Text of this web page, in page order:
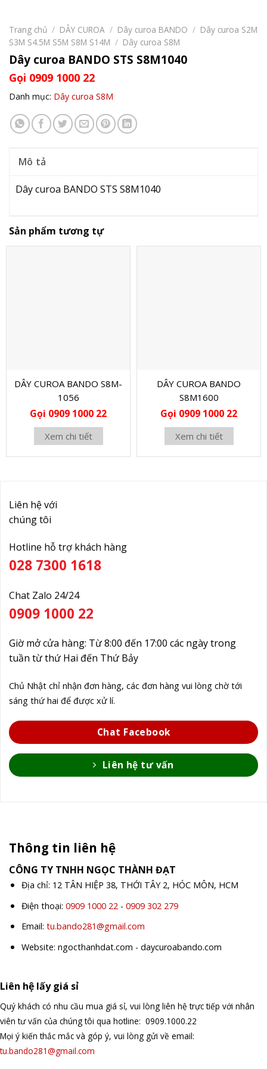
Trang chủ / DÂY CUROA / Dây curoa BANDO / Dây curoa S2M
S3M S4.5M S5M S8M S14M / Dây curoa S8M
Dây curoa BANDO STS S8M1040
Gọi 0909 1000 22
Danh mục: Dây curoa S8M
Mô tả
Dây curoa BANDO STS S8M1040
Sản phẩm tương tự
DÂY CUROA BANDO S8M-
1056
Gọi 0909 1000 22
Xem chi tiết
DÂY CUROA BANDO
S8M1600
Gọi 0909 1000 22
Xem chi tiết
Liên hệ với
chúng tôi
Hotline hỗ trợ khách hàng
028 7300 1618
Chat Zalo 24/24
0909 1000 22
Giờ mở cửa hàng: Từ 8:00 đến 17:00 các ngày trong
tuần từ thứ Hai đến Thứ Bảy
Chủ Nhật chỉ nhận đơn hàng, các đơn hàng vui lòng chờ tới
sáng thứ hai để được xử lí.
Chat Facebook
Liên hệ tư vấn
Thông tin liên hệ
CÔNG TY TNHH NGỌC THÀNH ĐẠT
Địa chỉ: 12 TÂN HIỆP 38, THỚI TÂY 2, HÓC MÔN, HCM
Điện thoại: 0909 1000 22 - 0909 302 279
Email: tu.bando281@gmail.com
Website: ngocthanhdat.com - daycuroabando.com
Liên hệ lấy giá sỉ
Quý khách có nhu cầu mua giá sỉ, vui lòng liên hệ trực tiếp với nhân
viên tư vấn của chúng tôi qua hotline: 0909.1000.22
Mọi ý kiến thắc mắc và góp ý, vui lòng gửi về email:
tu.bando281@gmail.com